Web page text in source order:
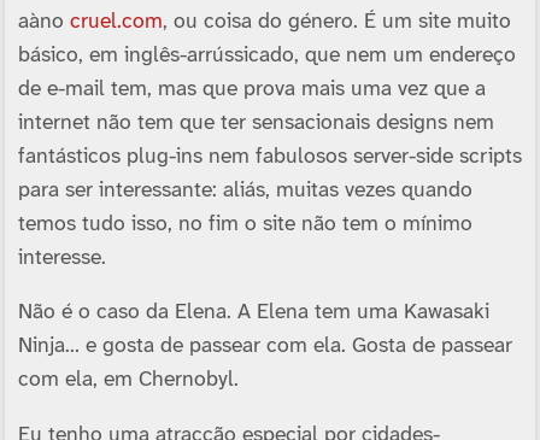
aàno cruel.com, ou coisa do género. É um site muito
básico, em inglês-arrússicado, que nem um endereço
de e-mail tem, mas que prova mais uma vez que a
internet não tem que ter sensacionais designs nem
fantásticos plug-ins nem fabulosos server-side scripts
para ser interessante: aliás, muitas vezes quando
temos tudo isso, no fim o site não tem o mínimo
interesse.
Não é o caso da Elena. A Elena tem uma Kawasaki
Ninja… e gosta de passear com ela. Gosta de passear
com ela, em Chernobyl.
Eu tenho uma atracção especial por cidades-